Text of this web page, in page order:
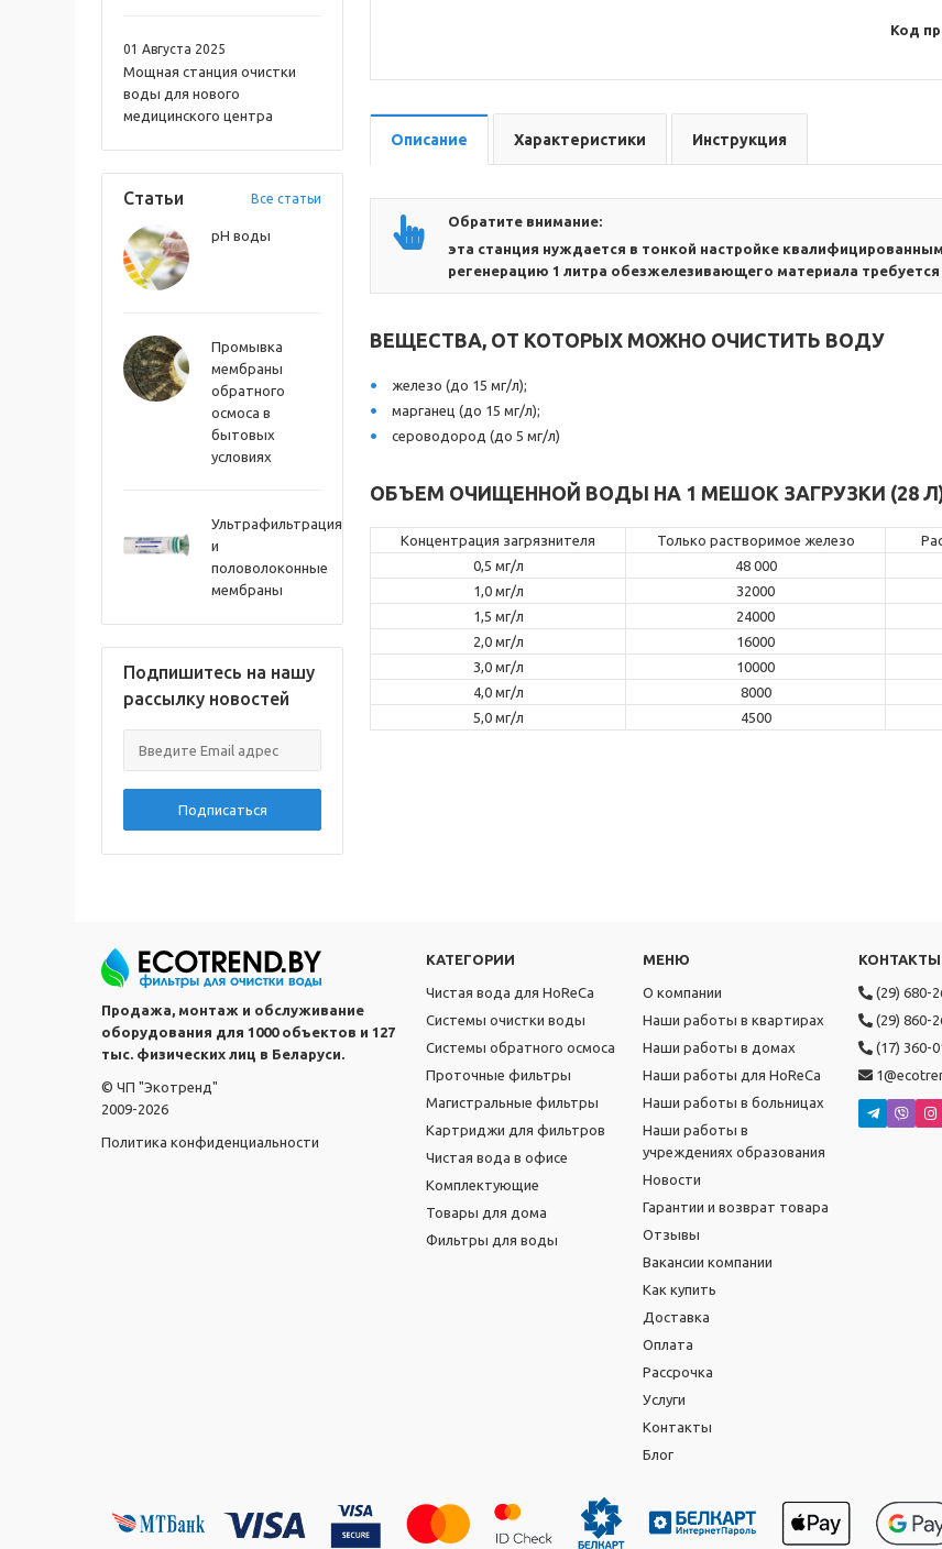
01 Августа 2025
Мощная станция очистки
воды для нового
медицинского центра
Статьи Все статьи
pH воды
Промывка
мембраны
обратного
осмоса в
бытовых
условиях
Ультрафильтрация
и
половолоконные
мембраны
Подпишитесь на нашу
рассылку новостей
Подписаться
Код
Описание Характеристики Инструкция
Обратите внимание:
эта станция нуждается в тонкой настройке
регенерацию 1 литра обезжелезивающего материала требуется
ВЕЩЕСТВА, ОТ КОТОРЫХ МОЖНО ОЧИСТИТЬ ВОДУ
железо (до 15 мг/л);
марганец (до 15 мг/л);
сероводород (до 5 мг/л)
ОБЪЕМ ОЧИЩЕННОЙ ВОДЫ НА 1 МЕШОК ЗАГРУЗКИ (28
Концентрация загрязнителя Только растворимое железо
0,5 мг/л
48 000
1,0 мг/л
32000
1,5 мг/л
24000
2,0 мг/л
16000
3,0 мг/л
10000
4,0 мг/л
8000
5,0 мг/л
4500
Продажа, монтаж и обслуживание
оборудования для 1000 объектов и 127
тыс. физических лиц в Беларуси.
© ЧП "Экотренд"
2009-2026
Политика конфиденциальности
КАТЕГОРИИ
Чистая вода для HoReCa
Системы очистки воды
Системы обратного осмоса
Проточные фильтры
Магистральные фильтры
Картриджи для фильтров
Чистая вода в офисе
Комплектующие
Товары для дома
Фильтры для воды
МЕНЮ
О компании
Наши работы в квартирах
Наши работы в домах
Наши работы для HoReCa
Наши работы в больницах
Наши работы в
учреждениях образования
Новости
Гарантии и возврат товара
Отзывы
Вакансии компании
Как купить
Доставка
Оплата
Рассрочка
Услуги
Контакты
Блог
КОНТАКТЫ
(29) 680-
(29) 860-
(17) 360-